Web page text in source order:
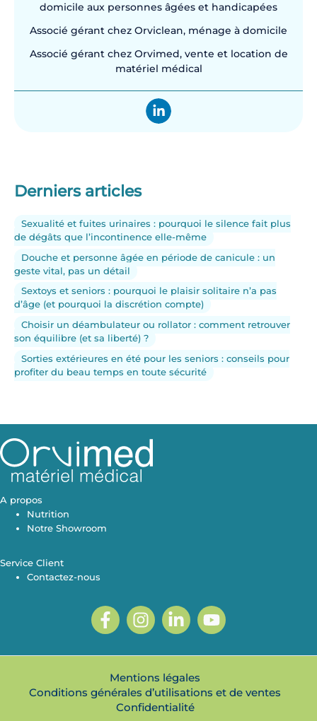
domicile aux personnes âgées et handicapées
Associé gérant chez Orviclean, ménage à domicile
Associé gérant chez Orvimed, vente et location de
matériel médical
Derniers articles
Sexualité et fuites urinaires : pourquoi le silence fait plus
de dégâts que l’incontinence elle-même
Douche et personne âgée en période de canicule : un
geste vital, pas un détail
Sextoys et seniors : pourquoi le plaisir solitaire n’a pas
d’âge (et pourquoi la discrétion compte)
Choisir un déambulateur ou rollator : comment retrouver
son équilibre (et sa liberté) ?
Sorties extérieures en été pour les seniors : conseils pour
profiter du beau temps en toute sécurité
A propos
Nutrition
Notre Showroom
Service Client
Contactez-nous
Mentions légales
Conditions générales d’utilisations et de ventes
Confidentialité